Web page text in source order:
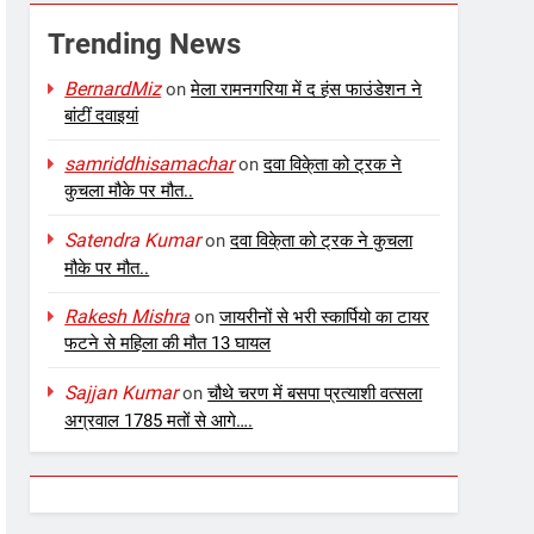
Trending News
BernardMizonमेला रामनगरिया में द हंस फाउंडेशन ने
बांटीं दवाइयां
samriddhisamacharonदवा विके्ता को ट्रक ने
कुचला मौके पर मौत..
Satendra Kumaronदवा विके्ता को ट्रक ने कुचला
मौके पर मौत..
Rakesh Mishra onजायरीनों से भरी स्कार्पियो का टायर
फटने से महिला की मौत 13 घायल
Sajjan Kumaronचौथे चरण में बसपा प्रत्याशी वत्सला
अग्रवाल 1785 मतों से आगे….